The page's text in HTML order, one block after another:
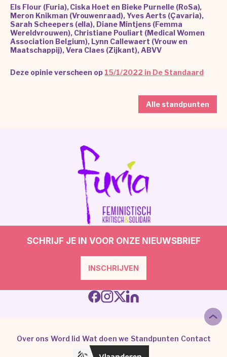
Els Flour (Furia), Ciska Hoet en Bieke Purnelle (RoSa),
Meron Knikman (Vrouwenraad), Yves Aerts (Çavaria),
Sarah Scheepers (ella), Diane Mintjens (Femma
Wereldvrouwen), Christiane Pouliart (Medical Women
Association Belgium), Lynn Callewaert (Vrouw en
Maatschappij), Vera Claes (Zijkant), ABVV
Deze opinie verscheen op 15/1/2022 in De Standaard
Alle standpunten
SCHRIJF JE IN VOOR ONZE NIEUWSBRIEF
INSCHRIJVEN
Over ons Word lid Wat doen we Standpunten Contact